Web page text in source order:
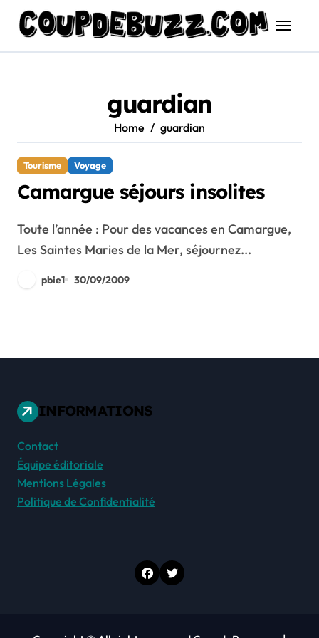
content
guardian
Home guardian
Tourisme Voyage
Camargue séjours insolites
Toute l’année : Pour des vacances en Camargue,
Les Saintes Maries de la Mer, séjournez...
pbie1 30/09/2009
INFORMATIONS
Contact
Équipe éditoriale
Mentions Légales
Politique de Confidentialité